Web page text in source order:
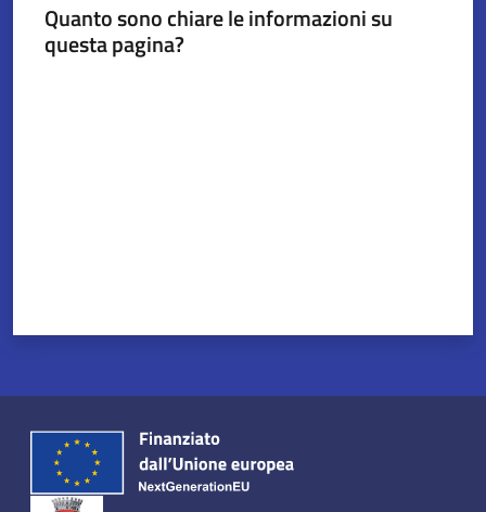
Quanto sono chiare le informazioni su
questa pagina?